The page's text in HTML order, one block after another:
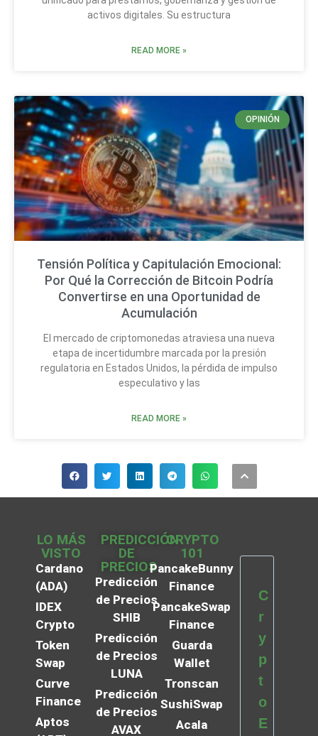
activos digitales. Su estructura
READ MORE »
OPINIÓN
Tensión Política y Capitulación Emocional:
Por Qué la Corrección de Bitcoin Podría
Convertirse en una Oportunidad de
Acumulación
El mercado de criptomonedas atraviesa una nueva
etapa de incertidumbre marcada por la presión
regulatoria en Estados Unidos, la pérdida de impulso
especulativo y las
READ MORE »
LO MÁS
VISTO
Cardano
(ADA)
IDEX
Crypto
Token
Swap
Curve
Finance
Aptos
PREDICCIÓN
DE
PRECIOS
Predicción
de Precios
SHIB
Predicción
de Precios
LUNA
Predicción
de Precios
AVAX
CRYPTO
101
PancakeBunny
Finance
PancakeSwap
Finance
Guarda
Wallet
Tronscan
SushiSwap
Acala
C
r
y
p
t
o
E